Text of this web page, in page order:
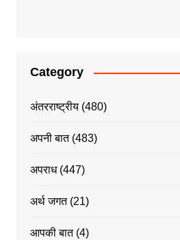
Category
अंतरराष्ट्रीय(480)
अपनी बात(483)
अपराध(447)
अर्थ जगत(21)
आपकी बात(4)